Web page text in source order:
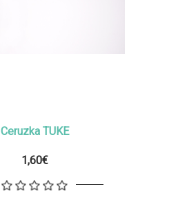
Ceruzka TUKE
1,60€